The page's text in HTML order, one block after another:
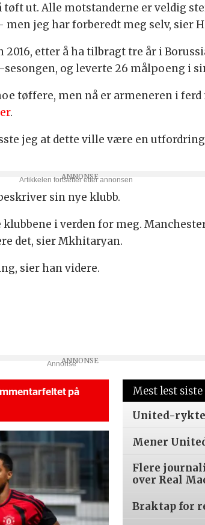
tøft ut. Alle motstanderne er veldig
men jeg har forberedt meg selv,
etter å ha tilbragt tre år i
og leverte 26 målpoeng i
tøffere, men nå er armeneren i
.
jeg at dette ville være en
sin nye klubb.
i verden for meg.
det, sier Mkhitaryan.
sier han videre.
Annonse
på
Mest lest
United-
Mener
Flere
over Real
Braktap for